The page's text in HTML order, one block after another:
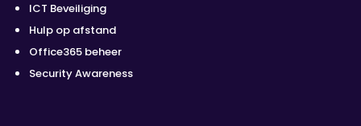
ICT Beveiliging
Hulp op afstand
Office365 beheer
Security Awareness